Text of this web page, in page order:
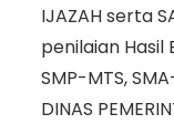
IJAZAH serta
penilaian Hasil
SMP-MTS,
DINAS